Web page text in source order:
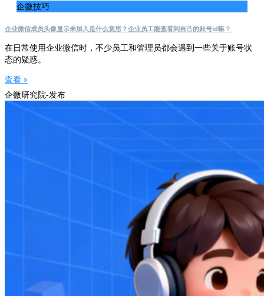
企微技巧
企业微信成员头像显示未加入是什么意思？企业员工能查看到自己的账号id嘛？
在日常使用企业微信时，不少员工和管理员都会遇到一些关于账号状
态的疑惑。
查看 »
企微研究院-发布